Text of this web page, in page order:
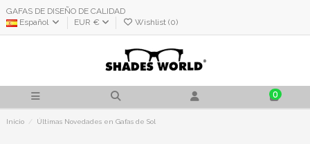
GAFAS DE DISEÑO DE CALIDAD
Español
EUR € Wishlist (0)
0
Inicio Últimas Novedades en Gafas de Sol